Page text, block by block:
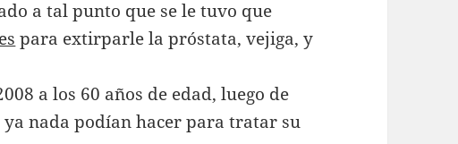
a tal punto que se le tuvo que
para extirparle la próstata, vejiga, y
a los 60 años de edad, luego de
nada podían hacer para tratar su